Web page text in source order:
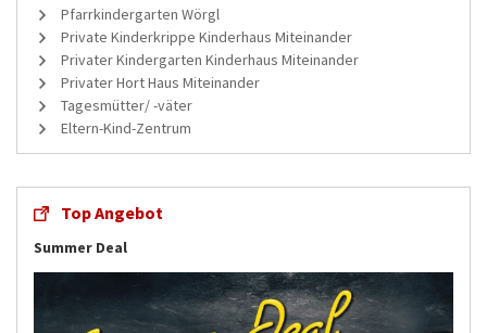
Pfarrkindergarten Wörgl
Private Kinderkrippe Kinderhaus Miteinander
Privater Kindergarten Kinderhaus Miteinander
Privater Hort Haus Miteinander
Tagesmütter/ -väter
Eltern-Kind-Zentrum
Top Angebot
Summer Deal